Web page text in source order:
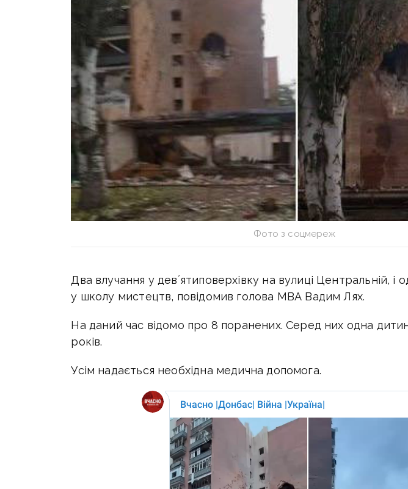
Фото з соцмереж
Два влучання у девʼятиповерхівку на вулиці Центральній, і
у школу мистецтв, повідомив голова МВА Вадим Лях.
На даний час відомо про 8 поранених. Серед них одна
років.
Усім надається необхідна медична допомога.